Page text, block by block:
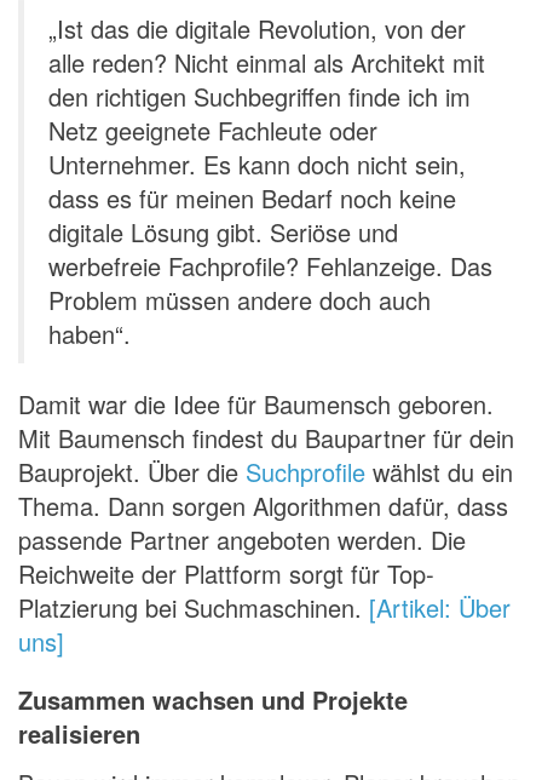
„Ist das die digitale Revolution, von der
alle reden? Nicht einmal als Architekt mit
den richtigen Suchbegriffen finde ich im
Netz geeignete Fachleute oder
Unternehmer. Es kann doch nicht sein,
dass es für meinen Bedarf noch keine
digitale Lösung gibt. Seriöse und
werbefreie Fachprofile? Fehlanzeige. Das
Problem müssen andere doch auch
haben“.
Damit war die Idee für Baumensch geboren.
Mit Baumensch findest du Baupartner für dein
Bauprojekt. Über die Suchprofile wählst du ein
Thema. Dann sorgen Algorithmen dafür, dass
passende Partner angeboten werden. Die
Reichweite der Plattform sorgt für Top-
Platzierung bei Suchmaschinen. [Artikel: Über
uns]
Zusammen wachsen und Projekte
realisieren